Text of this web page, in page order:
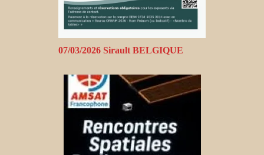
07/03/2026 Sirault BELGIQUE